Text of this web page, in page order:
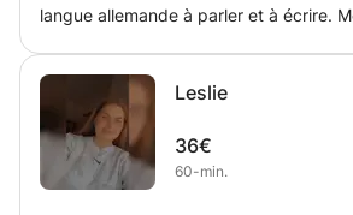
langue allemande à parler et à écrire.
rapports d'avancement.
Leslie
36€
60-min.